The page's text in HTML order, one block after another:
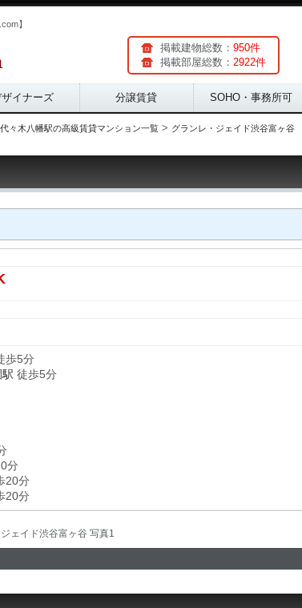
】
掲載建物総数： 950件
掲載部屋総数： 2922件
イナーズ 分譲賃貸 SOHO・事務所可
代々木八幡駅の高級賃貸マンション一覧 > グランレ・ジェイド渋谷富ヶ谷
歩5分
徒歩5分
分
20分
20分